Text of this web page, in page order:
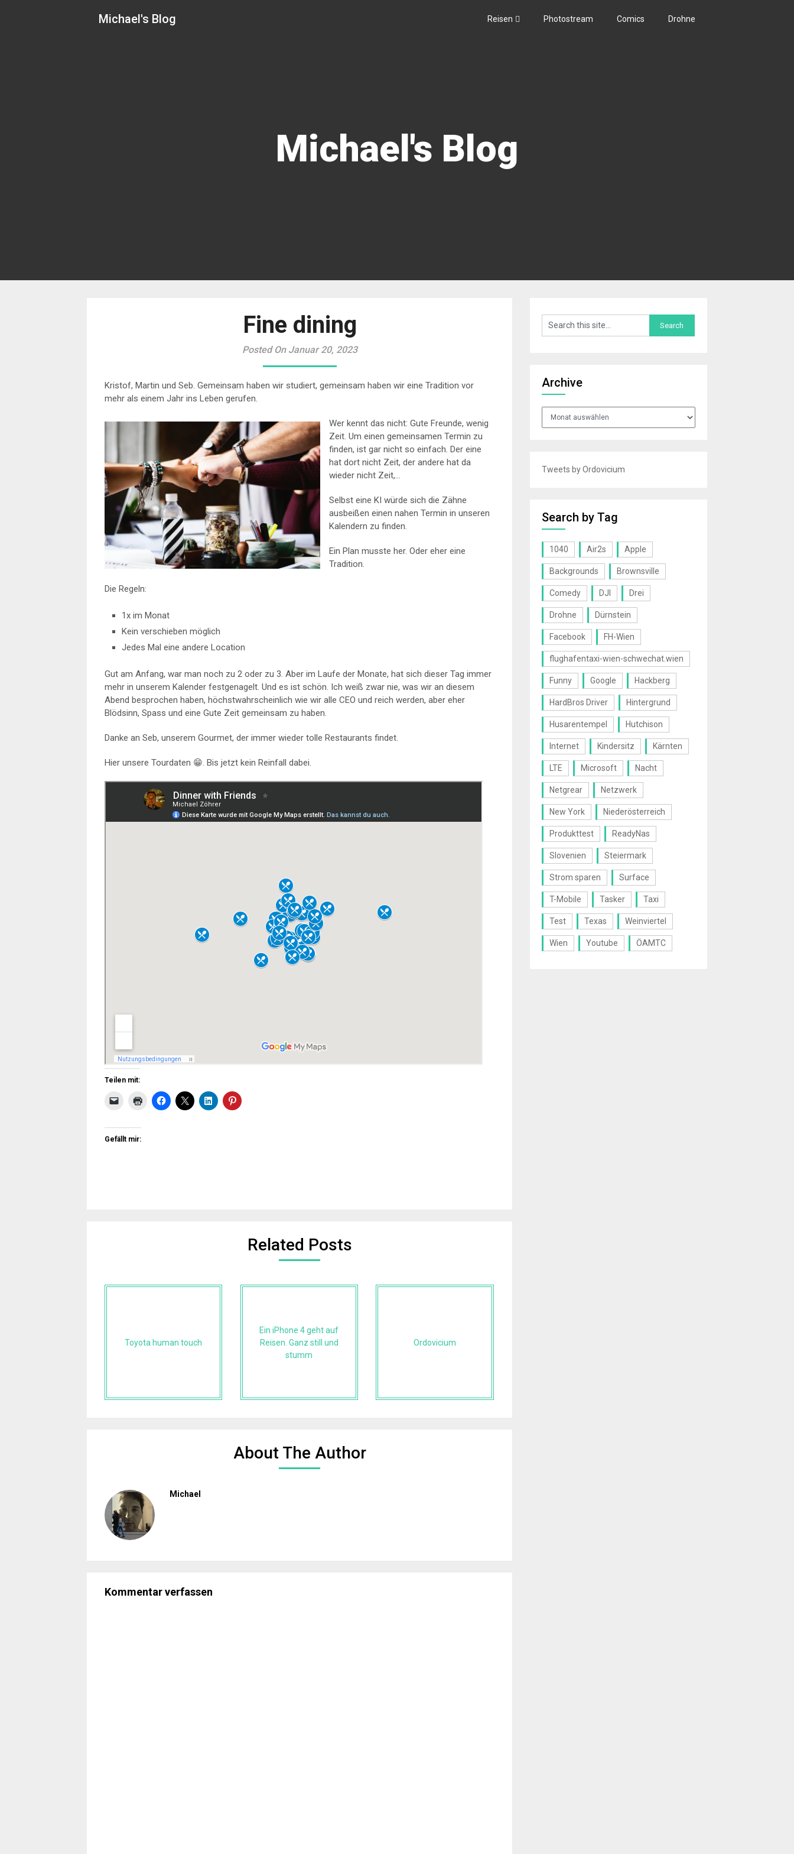
Michael's Blog Reisen Photostream Comics Drohne
Michael's Blog
Fine dining
Posted On Januar 20, 2023
Kristof, Martin und Seb. Gemeinsam haben wir studiert, gemeinsam haben wir eine Tradition vor
mehr als einem Jahr ins Leben gerufen.
Wer kennt das nicht: Gute Freunde, wenig
Zeit. Um einen gemeinsamen Termin zu
finden, ist gar nicht so einfach. Der eine
hat dort nicht Zeit, der andere hat da
wieder nicht Zeit,…
Selbst eine KI würde sich die Zähne
ausbeißen einen nahen Termin in unseren
Kalendern zu finden.
Ein Plan musste her. Oder eher eine
Tradition.
Die Regeln:
1x im Monat
Kein verschieben möglich
Jedes Mal eine andere Location
Gut am Anfang, war man noch zu 2 oder zu 3. Aber im Laufe der Monate, hat sich dieser Tag immer
mehr in unserem Kalender festgenagelt. Und es ist schön. Ich weiß zwar nie, was wir an diesem
Abend besprochen haben, höchstwahrscheinlich wie wir alle CEO und reich werden, aber eher
Blödsinn, Spass und eine Gute Zeit gemeinsam zu haben.
Danke an Seb, unserem Gourmet, der immer wieder tolle Restaurants findet.
Hier unsere Tourdaten 😁. Bis jetzt kein Reinfall dabei.
Teilen mit:
Gefällt mir:
Related Posts
Toyota human touch
Ein iPhone 4 geht auf
Reisen. Ganz still und
stumm
Ordovicium
About The Author
Michael
Kommentar verfassen
Archive
Tweets by Ordovicium
Search by Tag
1040 Air2s Apple
Backgrounds Brownsville
Comedy DJI Drei
Drohne Dürnstein
Facebook FH-Wien
flughafentaxi-wien-schwechat.wien
Funny Google Hackberg
HardBros Driver Hintergrund
Husarentempel Hutchison
Internet Kindersitz Kärnten
LTE Microsoft Nacht
Netgrear Netzwerk
New York Niederösterreich
Produkttest ReadyNas
Slovenien Steiermark
Strom sparen Surface
T-Mobile Tasker Taxi
Test Texas Weinviertel
Wien Youtube ÖAMTC